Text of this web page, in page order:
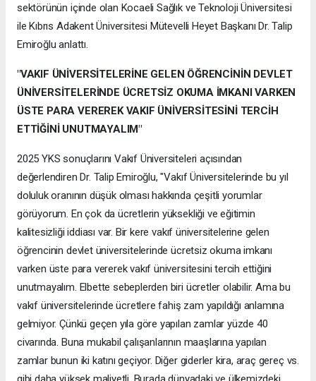
sektörünün içinde olan Kocaeli Sağlık ve Teknoloji Üniversitesi
ile Kıbrıs Adakent Üniversitesi Mütevelli Heyet Başkanı Dr. Talip
Emiroğlu anlattı.
"VAKIF ÜNİVERSİTELERİNE GELEN ÖĞRENCİNİN DEVLET
ÜNİVERSİTELERİNDE ÜCRETSİZ OKUMA İMKANI VARKEN
ÜSTE PARA VEREREK VAKIF ÜNİVERSİTESİNİ TERCİH
ETTİĞİNİ UNUTMAYALIM"
2025 YKS sonuçlarını Vakıf Üniversiteleri açısından
değerlendiren Dr. Talip Emiroğlu, "Vakıf Üniversitelerinde bu yıl
doluluk oranının düşük olması hakkında çeşitli yorumlar
görüyorum. En çok da ücretlerin yüksekliği ve eğitimin
kalitesizliği iddiası var. Bir kere vakıf üniversitelerine gelen
öğrencinin devlet üniversitelerinde ücretsiz okuma imkanı
varken üste para vererek vakıf üniversitesini tercih ettiğini
unutmayalım. Elbette sebeplerden biri ücretler olabilir. Ama bu
vakıf üniversitelerinde ücretlere fahiş zam yapıldığı anlamına
gelmiyor. Çünkü geçen yıla göre yapılan zamlar yüzde 40
civarında. Buna mukabil çalışanlarının maaşlarına yapılan
zamlar bunun iki katını geçiyor. Diğer giderler kira, araç gereç vs.